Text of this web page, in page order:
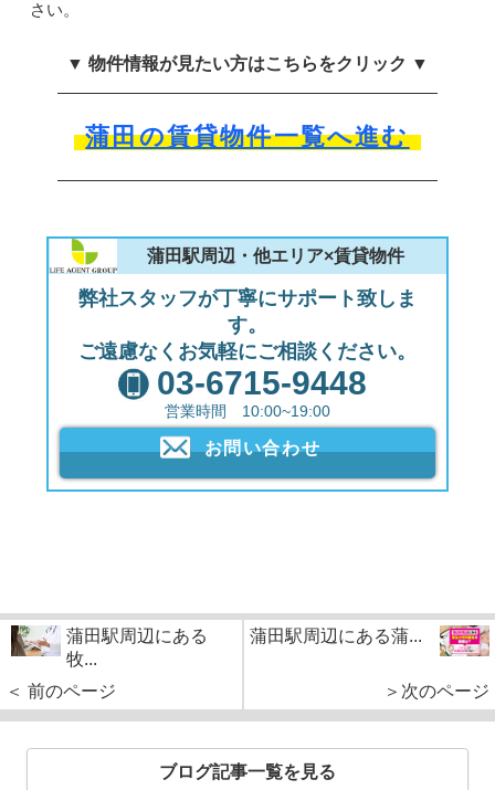
さい。
▼ 物件情報が見たい方はこちらをクリック ▼
蒲田の賃貸物件一覧へ進む
蒲田駅周辺・他エリア×賃貸物件
弊社スタッフが丁寧にサポート致しま
す。
ご遠慮なくお気軽にご相談ください。
03-6715-9448
営業時間 10:00~19:00
お問い合わせ
蒲田駅周辺にある
牧...
＜ 前のページ
蒲田駅周辺にある蒲...
＞次のページ
ブログ記事一覧を見る